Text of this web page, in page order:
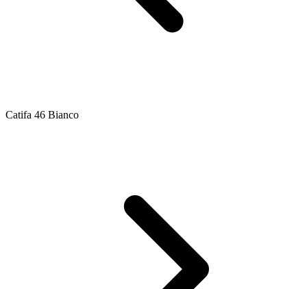
Catifa 46 Bianco